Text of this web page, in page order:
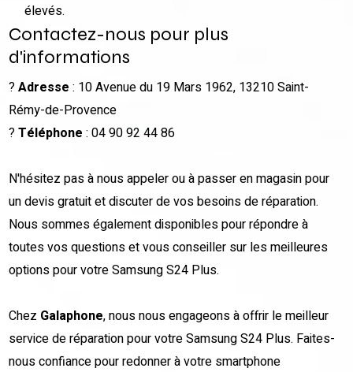
élevés.
Contactez-nous pour plus
d'informations
?Adresse : 10 Avenue du 19 Mars 1962, 13210 Saint-
Rémy-de-Provence
?Téléphone : 04 90 92 44 86
N'hésitez pas à nous appeler ou à passer en magasin pour
un devis gratuit et discuter de vos besoins de réparation.
Nous sommes également disponibles pour répondre à
toutes vos questions et vous conseiller sur les meilleures
options pour votre Samsung S24 Plus.
Chez Galaphone, nous nous engageons à offrir le meilleur
service de réparation pour votre Samsung S24 Plus. Faites-
nous confiance pour redonner à votre smartphone